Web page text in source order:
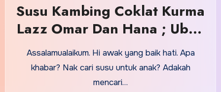
Susu Kambing Coklat Kurma
Lazz Omar Dan Hana ; Ubah
Persepsi Tentang Susu
Assalamualaikum. Hi awak yang baik hati. Apa
khabar? Nak cari susu untuk anak? Adakah
mencari…